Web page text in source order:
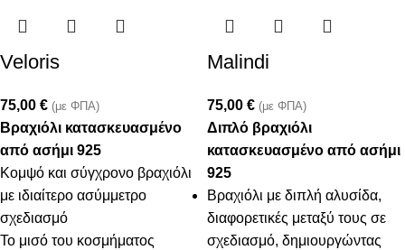
Veloris
75,00 € (με ΦΠΑ)
Βραχιόλι κατασκευασμένο
από ασήμι 925
Κομψό και σύγχρονο βραχιόλι
με ιδιαίτερο ασύμμετρο
σχεδιασμό
Το μισό του κοσμήματος
Malindi
75,00 € (με ΦΠΑ)
Διπλό βραχιόλι
κατασκευασμένο από ασήμι
925
Βραχιόλι με διπλή αλυσίδα,
διαφορετικές μεταξύ τους σε
σχεδιασμό, δημιουργώντας